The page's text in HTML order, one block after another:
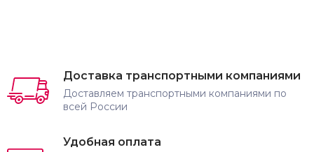
Доставка транспортными компаниями
Доставляем транспортными компаниями по
всей России
Удобная оплата